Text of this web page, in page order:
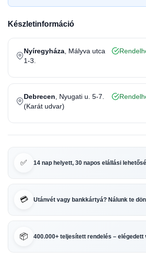
Készletinformáció
Nyíregyháza , Mályva utca
1-3.
Debrecen , Nyugati u. 5-7.
(Karát udvar)
✅ 14 nap helyett, 30 napos elállási
💳 Utánvét vagy bankkártyá? Nálunk te
📦 400.000+ teljesített rendelés – elégedett